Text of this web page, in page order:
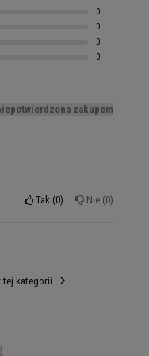
moc w swoich
0
0
0
0
zakupem
Tak 0 Nie 0
tej kategorii